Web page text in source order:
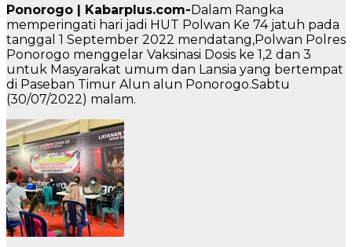
Ponorogo | Kabarplus.com- Dalam Rangka
memperingati hari jadi HUT Polwan Ke 74 jatuh pada
tanggal 1 September 2022 mendatang,Polwan Polres
Ponorogo menggelar Vaksinasi Dosis ke 1,2 dan 3
untuk Masyarakat umum dan Lansia yang bertempat
di Paseban Timur Alun alun Ponorogo.Sabtu
(30/07/2022) malam.